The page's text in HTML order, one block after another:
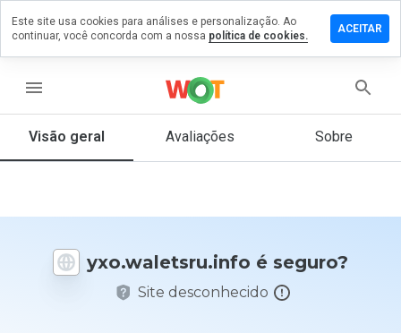
menu
Visão geral Avaliações Sobre
yxo.waletsru.info é seguro?
Site desconhecido
um
em
De 1
nota
Este site usa cookies para análises e personalização. Ao
continuar, você concorda com a nossa política de cookies.
ACEITAR